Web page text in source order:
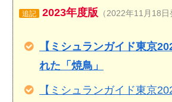
追記 2023年度版 （2022年11月18日
【ミシュランガイド東京
れた「焼鳥」
【ミシュランガイド東京